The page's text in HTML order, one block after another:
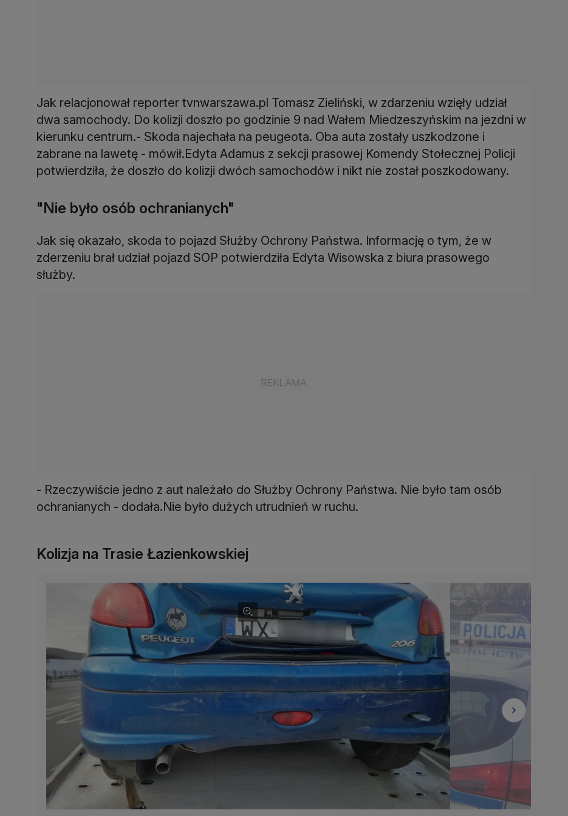
Jak relacjonował reporter tvnwarszawa.pl Tomasz Zieliński, w zdarzeniu wzięły udział
dwa samochody. Do kolizji doszło po godzinie 9 nad Wałem Miedzeszyńskim na jezdni w
kierunku centrum.- Skoda najechała na peugeota. Oba auta zostały uszkodzone i
zabrane na lawetę - mówił.Edyta Adamus z sekcji prasowej Komendy Stołecznej Policji
potwierdziła, że doszło do kolizji dwóch samochodów i nikt nie został poszkodowany.
"Nie było osób ochranianych"
Jak się okazało, skoda to pojazd Służby Ochrony Państwa. Informację o tym, że w
zderzeniu brał udział pojazd SOP potwierdziła Edyta Wisowska z biura prasowego
służby.
- Rzeczywiście jedno z aut należało do Służby Ochrony Państwa. Nie było tam osób
ochranianych - dodała.Nie było dużych utrudnień w ruchu.
Kolizja na Trasie Łazienkowskiej